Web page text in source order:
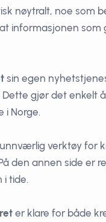
nøytralt, noe som
informasjonen
sin egen
gjør det enkelt
i Norge.
verktøy for
den annen side er
i tide.
er klare for både